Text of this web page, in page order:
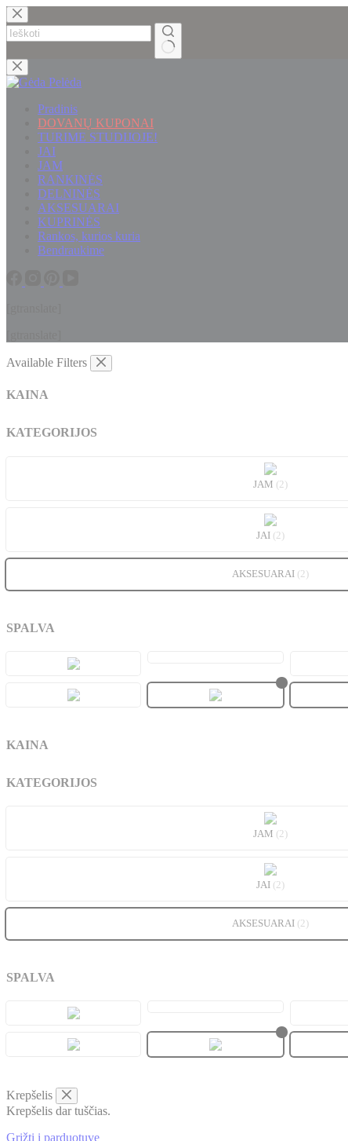
Skip
to
content
No
results
Pradinis
DOVANŲ KUPONAI
TURIME STUDIJOJE!
JAI
JAM
RANKINĖS
DELNINĖS
AKSESUARAI
KUPRINĖS
Rankos, kurios kuria
Bendraukime
Available Filters
KAINA
KATEGORIJOS
JAM (2)
JAI (2)
AKSESUARAI (2)
SPALVA
KAINA
KATEGORIJOS
JAM (2)
JAI (2)
AKSESUARAI (2)
SPALVA
Krepšelis
Krepšelis dar tuščias.
Grįžti į parduotuvę